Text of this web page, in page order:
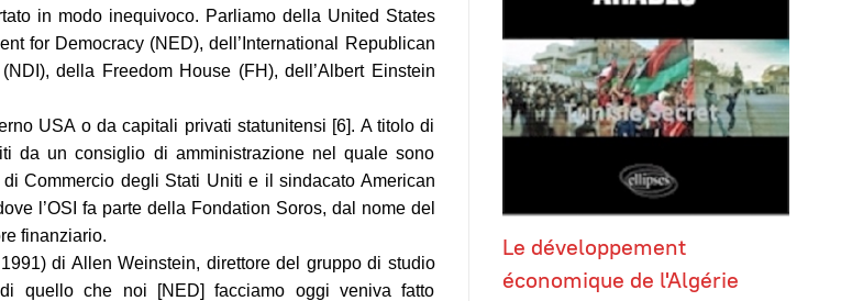
in modo inequivoco. Parliamo della United States
for Democracy (NED), dell’International Republican
della Freedom House (FH), dell’Albert Einstein
USA o da capitali privati statunitensi [6]. A titolo di
da un consiglio di amministrazione nel quale sono
Commercio degli Stati Uniti e il sindacato American
l’OSI fa parte della Fondation Soros, dal nome del
finanziario.
di Allen Weinstein, direttore del gruppo di studio
quello che noi [NED] facciamo oggi veniva fatto
Le développement
économique de l'Algérie